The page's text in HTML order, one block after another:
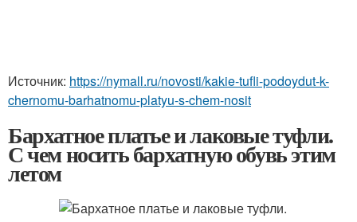
Источник: https://nymall.ru/novosti/kakie-tufli-podoydut-k-
chernomu-barhatnomu-platyu-s-chem-nosit
Бархатное платье и лаковые туфли.
С чем носить бархатную обувь этим
летом